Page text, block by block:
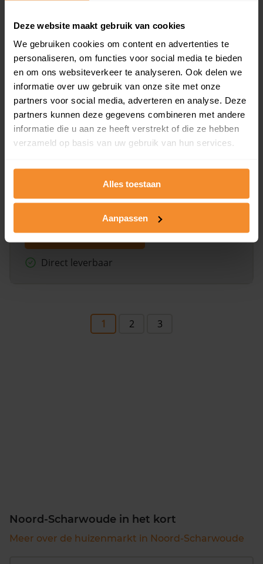
Deze website maakt gebruik van cookies
We gebruiken cookies om content en advertenties te
personaliseren, om functies voor social media te bieden
en om ons websiteverkeer te analyseren. Ook delen we
informatie over uw gebruik van onze site met onze
partners voor social media, adverteren en analyse. Deze
partners kunnen deze gegevens combineren met andere
informatie die u aan ze heeft verstrekt of die ze hebben
verzameld op basis van uw gebruik van hun services.
Alles toestaan
Aanpassen
Bekijk product
Direct leverbaar
Kadastrale kaart pakket
Alleen globale ligging perceel
Bekijk product
Direct leverbaar
1 2 3
Noord-Scharwoude in het kort
Meer over de huizenmarkt in Noord-Scharwoude